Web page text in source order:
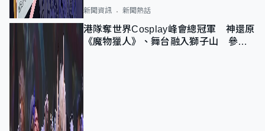
新聞資訊 新聞熱話
港隊奪世界Cosplay峰會總冠軍 神還原
《魔物獵人》、舞台融入獅子山 參賽